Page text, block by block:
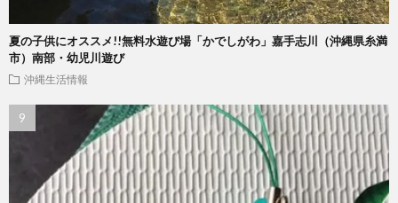
夏の子供にオススメ!!無料水遊び場「かでしがわ」嘉手志川（沖縄県糸満
市）南部・幼児川遊び
沖縄生活情報